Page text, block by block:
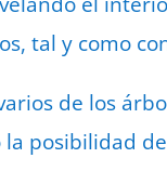
tal y como
de los
posibilidad